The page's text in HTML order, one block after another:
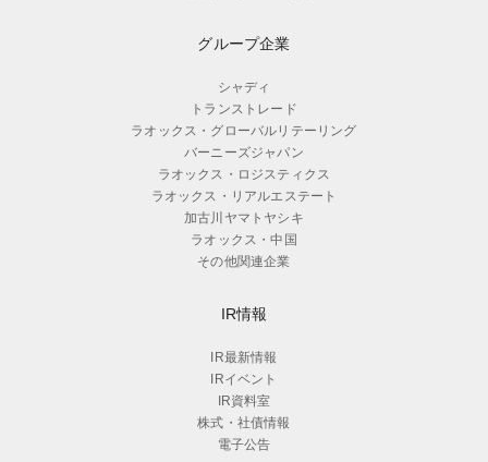
グループ企業
シャディ
トランストレード
ラオックス・グローバルリテーリング
バーニーズジャパン
ラオックス・ロジスティクス
ラオックス・リアルエステート
加古川ヤマトヤシキ
ラオックス・中国
その他関連企業
IR情報
IR最新情報
IRイベント
IR資料室
株式・社債情報
電子公告